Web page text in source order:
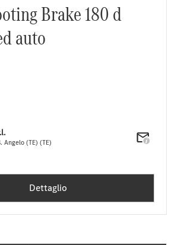
Brake 180 d
auto
Angelo (TE) (TE)
Dettaglio